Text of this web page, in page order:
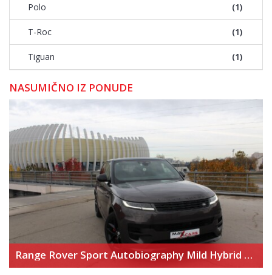
Polo (1)
T-Roc (1)
Tiguan (1)
NASUMIČNO IZ PONUDE
Range Rover Sport Autobiography Mild Hybrid – Novi model